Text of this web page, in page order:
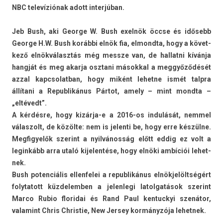
NBC televíziónak adott in­ter­júban.
Jeb Bush, aki Geor­ge W. Bush exelnök öccse és idősebb
Geor­ge H.W. Bush korábbi elnök fia, el­mondta, hogy a követ­
kező elnökválasztás még messze van, de hal­latni kívánja
hangját és meg akar­ja osztani másokk­al a meggyőződését
azzal kapcsolat­ban, hogy miként lehet­ne ismét talpra
állítani a Re­pub­likánus Pártot, amely – mint mondta –
„eltévedt”.
A kérdésre, hogy kizárja-e a 2016-os indulását, nem­mel
válas­zolt, de közölte: nem is jelen­ti be, hogy erre készülne.
Meg­figyelők szerint a nyilvánosság előtt eddig ez volt a
legin­kább arra utaló kijelen­tése, hogy elnöki ambíciói lehet­
nek.
Bush poten­ciális el­lenfelei a re­pub­likánus elnökjelöltségért
folytatott küz­delemb­en a jelen­legi latol­gatások szerint
Marco Rubio floridai és Rand Paul ken­tuckyi szenátor,
valamint Chris Chris­tie, New Jer­sey kormányzója lehet­nek.